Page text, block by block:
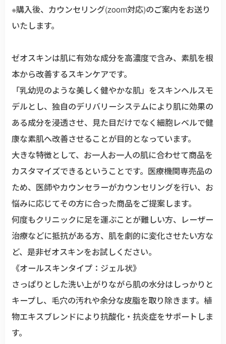
※購入後、カウンセリング(zoom対応)のご案内をお送り
いたします。
ゼオスキンは肌に有効な成分を高濃度で含み、素肌を根
本から改善するスキンケアです。
「乳幼児のような美しく健やかな肌」をスキンヘルスモ
デルとし、独自のデリバリーシステムにより肌に効果の
ある成分を浸透させ、見た目だけでなく細胞レベルで健
康な素肌へ改善させることが目的となっています。
大きな特徴として、お一人お一人の肌に合わせて商品を
カスタマイズできるということです。医療機関専売品の
ため、医師やカウンセラーがカウンセリングを行い、お
悩みに応じてその方に合った商品をご提案します。
何度もクリニックに足を運ぶことが難しい方、レーザー
治療などに抵抗がある方、肌を劇的に変化させたい方な
ど、是非ゼオスキンをお試しください。
《オールスキンタイプ：ジェル状》
さっぱりとした洗い上がりながら肌の水分はしっかりと
キープし、毛穴の汚れや余分な皮脂を取り除きます。植
物エキスブレンドにより抗酸化・抗炎症をサポートしま
す。